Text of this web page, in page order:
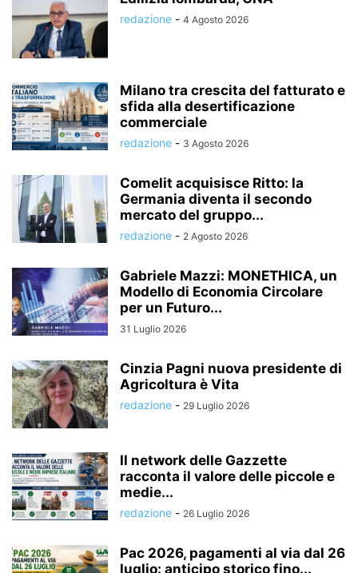
redazione - 4 Agosto 2026
Milano tra crescita del fatturato e
sfida alla desertificazione
commerciale
redazione - 3 Agosto 2026
Comelit acquisisce Ritto: la
Germania diventa il secondo
mercato del gruppo...
redazione - 2 Agosto 2026
Gabriele Mazzi: MONETHICA, un
Modello di Economia Circolare
per un Futuro...
31 Luglio 2026
Cinzia Pagni nuova presidente di
Agricoltura è Vita
redazione - 29 Luglio 2026
Il network delle Gazzette
racconta il valore delle piccole e
medie...
redazione - 26 Luglio 2026
Pac 2026, pagamenti al via dal 26
luglio: anticipo storico fino...